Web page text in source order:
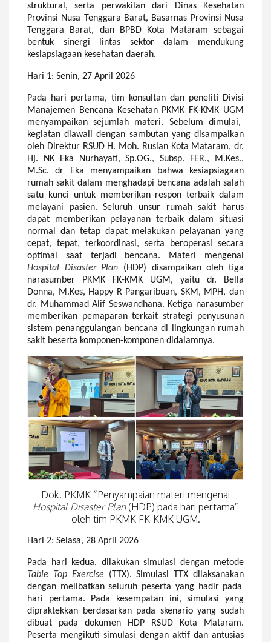
struktural, serta perwakilan dari Dinas Kesehatan
Provinsi Nusa Tenggara Barat, Basarnas Provinsi Nusa
Tenggara Barat, dan BPBD Kota Mataram sebagai
bentuk sinergi lintas sektor dalam mendukung
kesiapsiagaan kesehatan daerah.
Hari 1: Senin, 27 April 2026
Pada hari pertama, tim konsultan dan peneliti Divisi
Manajemen Bencana Kesehatan PKMK FK-KMK UGM
menyampaikan sejumlah materi. Sebelum dimulai,
kegiatandiawali dengan sambutan yang disampaikan
oleh Direktur RSUD H. Moh. Ruslan Kota Mataram, dr.
Hj. NK Eka Nurhayati, Sp.OG., Subsp. FER., M.Kes.,
M.Sc.dr Eka menyampaikan bahwa kesiapsiagaan
rumah sakit dalam menghadapi bencana adalah salah
satu kunci untuk memberikan respon terbaik dalam
melayani pasien. Seluruh unsur rumah sakit harus
dapat memberikan pelayanan terbaik dalam situasi
normal dan tetap dapat melakukan pelayanan yang
cepat, tepat, terkoordinasi, serta beroperasi secara
optimal saat terjadi bencana. Materi mengenai
Hospital Disaster Plan (HDP) disampaikan oleh tiga
narasumber PKMK FK-KMK UGM, yaitu dr. Bella
Donna, M.Kes, Happy R Pangaribuan, SKM, MPH, dan
dr. Muhammad Alif Seswandhana. Ketiga narasumber
memberikan pemaparan terkait strategi penyusunan
sistem penanggulangan bencana di lingkungan rumah
sakit beserta komponen-komponen didalamnya.
Dok. PKMK “Penyampaian materi mengenai
Hospital Disaster Plan(HDP) pada hari pertama”
oleh tim PKMK FK-KMK UGM.
Hari 2: Selasa, 28 April 2026
Pada hari kedua, dilakukansimulasi dengan metode
Table Top Exercise(TTX). Simulasi TTX dilaksanakan
dengan melibatkan seluruh peserta yang hadir pada
hari pertama. Pada kesempatan ini, simulasi yang
dipraktekkan berdasarkan pada skenario yang sudah
dibuat pada dokumen HDP RSUD Kota Mataram.
Peserta mengikuti simulasi dengan aktif dan antusias